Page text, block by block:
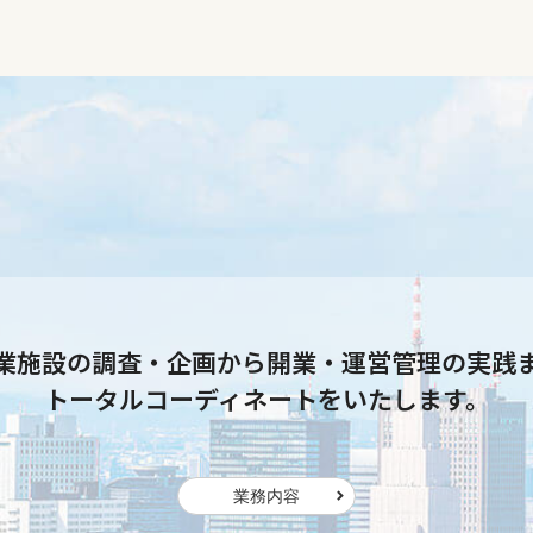
施設の調査・企画から開業・運営管理の実践
トータルコーディネートをいたします。
業務内容